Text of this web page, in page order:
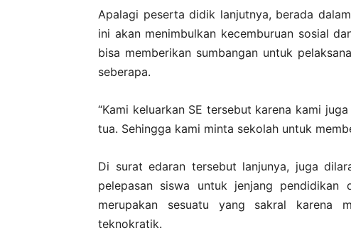
Apalagi peserta didik lanjutnya, berada
ini akan menimbulkan kecemburuan sosial
bisa memberikan sumbangan untuk
seberapa.
“Kami keluarkan SE tersebut karena kami
tua. Sehingga kami minta sekolah untuk
Di surat edaran tersebut lanjunya, juga
pelepasan siswa untuk jenjang pendidikan
merupakan sesuatu yang sakral karena
teknokratik.